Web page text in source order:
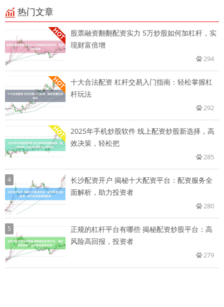
热门文章
股票融资翻翻配资实力 5万炒股如何加杠杆，实
现财富倍增
294
十大合法配资 杠杆交易入门指南：轻松掌握杠
杆玩法
292
2025年手机炒股软件 线上配资炒股新选择，高
效决策，轻松把
285
4
长沙配资开户 揭秘十大配资平台：配资服务全
面解析，助力投资者
280
5
正规的杠杆平台有哪些 揭秘配资炒股平台：高
风险高回报，投资者
279